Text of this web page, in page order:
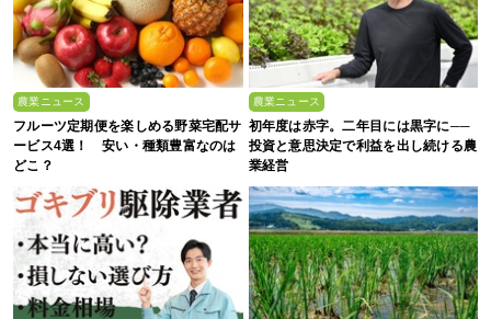
農業ニュース
フルーツ定期便を楽しめる野菜宅配サ
ービス4選！ 安い・種類豊富なのは
どこ？
農業ニュース
初年度は赤字。二年目には黒字に──
投資と意思決定で利益を出し続ける農
業経営